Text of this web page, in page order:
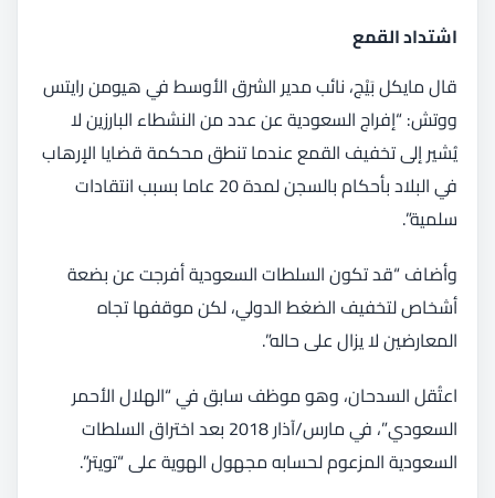
اشتداد القمع
قال مايكل بَيْج، نائب مدير الشرق الأوسط في هيومن رايتس
ووتش: “إفراج السعودية عن عدد من النشطاء البارزين لا
يُشير إلى تخفيف القمع عندما تنطق محكمة قضايا الإرهاب
في البلاد بأحكام بالسجن لمدة 20 عاما بسبب انتقادات
سلمية”.
وأضاف “قد تكون السلطات السعودية أفرجت عن بضعة
أشخاص لتخفيف الضغط الدولي، لكن موقفها تجاه
المعارضين لا يزال على حاله”.
اعتُقل السدحان، وهو موظف سابق في “الهلال الأحمر
السعودي”، في مارس/آذار 2018 بعد اختراق السلطات
السعودية المزعوم لحسابه مجهول الهوية على “تويتر”.